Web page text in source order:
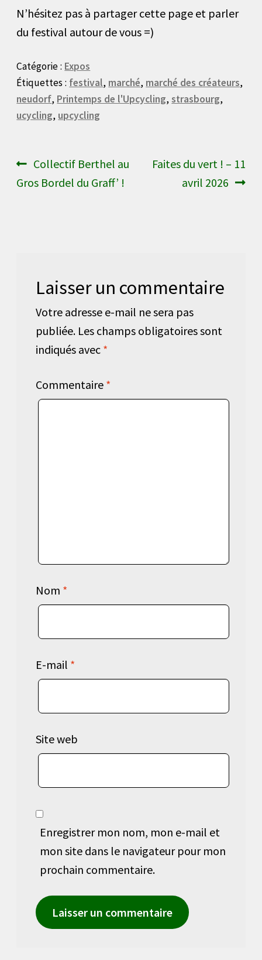
N’hésitez pas à partager cette page et parler
du festival autour de vous =)
Catégorie : Expos
Étiquettes : festival, marché, marché des créateurs,
neudorf, Printemps de l'Upcycling,strasbourg,
ucycling, upcycling
Navigation
de
Article
précédent :
Collectif Berthel au
Gros Bordel du Graff’ !
Article
suivant :
Faites du vert ! – 11
avril 2026
Laisser un commentaire
Votre adresse e-mail ne sera pas
publiée. Les champs obligatoires sont
indiqués avec *
Commentaire *
Nom *
E-mail *
Site web
Enregistrer mon nom, mon e-mail et
mon site dans le navigateur pour mon
prochain commentaire.